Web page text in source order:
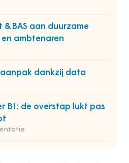
aan duurzame
ambtenaren
dankzij data
BI: de overstap lukt pas